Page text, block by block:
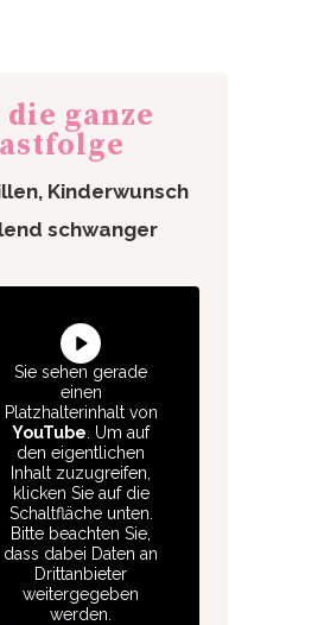
ganze
Kinderwunsch
schwanger
Sie sehen gerade
einen
Platzhalterinhalt von
YouTube . Um auf
den eigentlichen
Inhalt zuzugreifen,
klicken Sie auf die
Schaltfläche unten.
Bitte beachten Sie,
dass dabei Daten an
Drittanbieter
weitergegeben
werden.